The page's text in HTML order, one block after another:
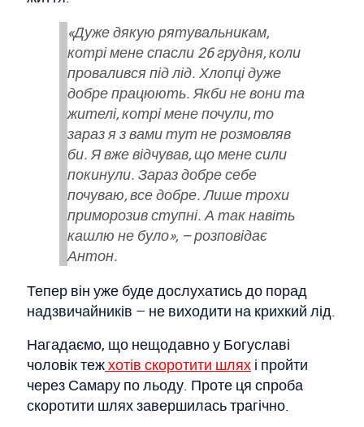
«Дуже дякую рятувальникам,
котрі мене спасли 26 грудня, коли
провалився під лід. Хлопці дуже
добре працюють. Якби не вони та
жителі, котрі мене почули, то
зараз я з вами тут не розмовляв
би. Я вже відчував, що мене сили
покинули. Зараз добре себе
почуваю, все добре. Лише трохи
приморозив ступні. А так навіть
кашлю не було», – розповідає
Антон.
Тепер він уже буде дослухатись до порад
надзвичайників – не виходити на крихкий лід.
Нагадаємо, що нещодавно у Богуславі
чоловік тежхотів скоротити шлях і пройти
через Самару по льоду. Проте ця спроба
скоротити шлях завершилась трагічно.